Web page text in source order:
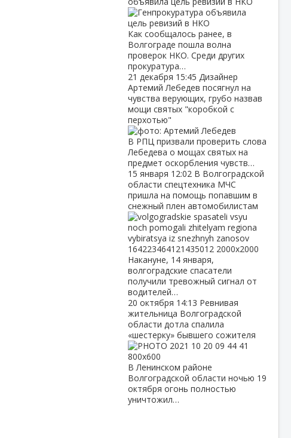
Как сообщалось ранее, в
Волгограде пошла волна
проверок НКО. Среди других
прокуратура…
21 декабря 15:45 Дизайнер
Артемий Лебедев посягнул на
чувства верующих, грубо назвав
мощи святых "коробкой с
перхотью"
В РПЦ призвали проверить слова
Лебедева о мощах святых на
предмет оскорбления чувств…
15 января 12:02 В Волгоградской
области спецтехника МЧС
пришла на помощь попавшим в
снежный плен автомобилистам
Накануне, 14 января,
волгоградские спасатели
получили тревожный сигнал от
водителей…
20 октября 14:13 Ревнивая
жительница Волгоградской
области дотла спалила
«шестерку» бывшего сожителя
В Ленинском районе
Волгоградской области ночью 19
октября огонь полностью
уничтожил…